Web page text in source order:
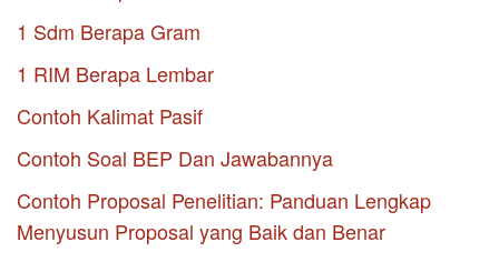
1 Sdm Berapa Gram
1 RIM Berapa Lembar
Contoh Kalimat Pasif
Contoh Soal BEP Dan Jawabannya
Contoh Proposal Penelitian: Panduan Lengkap
Menyusun Proposal yang Baik dan Benar